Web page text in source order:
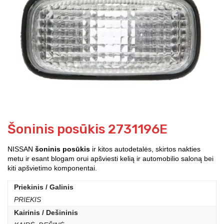
Šoninis posūkis 2731196E
NISSAN šoninis posūkis ir kitos autodetalės, skirtos nakties
metu ir esant blogam orui apšviesti kelią ir automobilio saloną bei
kiti apšvietimo komponentai.
Priekinis / Galinis
PRIEKIS
Kairinis / Dešininis